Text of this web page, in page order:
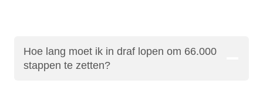
Hoe lang moet ik in draf lopen om 66.000
stappen te zetten?